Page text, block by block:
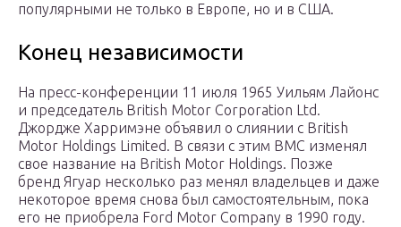
популярными не только в Европе, но и в США.
Конец независимости
На пресс-конференции 11 июля 1965 Уильям Лайонс
и председатель British Motor Corporation Ltd.
Джордже Харримэне объявил о слиянии с British
Motor Holdings Limited. В связи с этим BMC изменял
свое название на British Motor Holdings. Позже
бренд Ягуар несколько раз менял владельцев и даже
некоторое время снова был самостоятельным, пока
его не приобрела Ford Motor Company в 1990 году.